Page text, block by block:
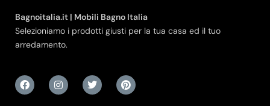
Bagnoitalia.it | Mobili Bagno Italia
Selezioniamo i prodotti giusti per la tua casa ed il tuo
arredamento.